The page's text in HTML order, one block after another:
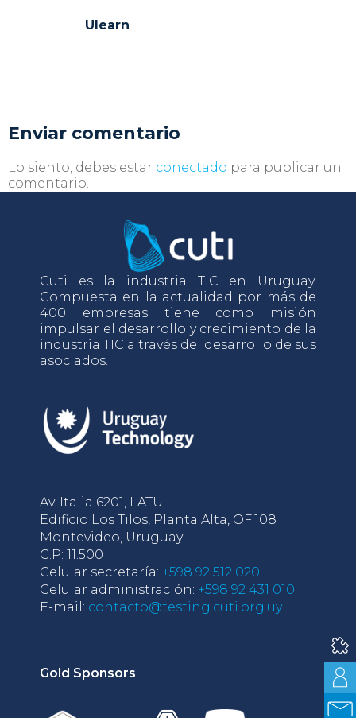
Ulearn
Enviar comentario
Lo siento, debes estar conectado para publicar un
comentario.
Cuti es la industria TIC en Uruguay.
Compuesta en la actualidad por más de
400 empresas tiene como misión
impulsar el desarrollo y crecimiento de la
industria TIC a través del desarrollo de sus
asociados.
Av. Italia 6201, LATU
Edificio Los Tilos, Planta Alta, OF.108
Montevideo, Uruguay
C.P: 11.500
Celular secretaría: +598 92 512 020
Celular administración: +598 92 431 010
E-mail: contacto@testing.cuti.org.uy
Gold Sponsors